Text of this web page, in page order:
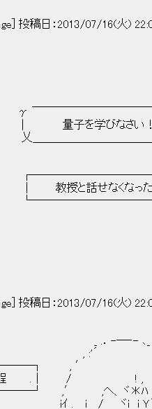
投稿日：2013/07/16(火)
￣￣￣￣￣￣
びなさ
＿＿＿＿＿＿
なくなっ
投稿日：2013/07/16(火)
､_
｀
, ′
話す程 .│ /
,′ ,ヘ、ヾ＊ﾊ
Ｙ´）ヾ:､